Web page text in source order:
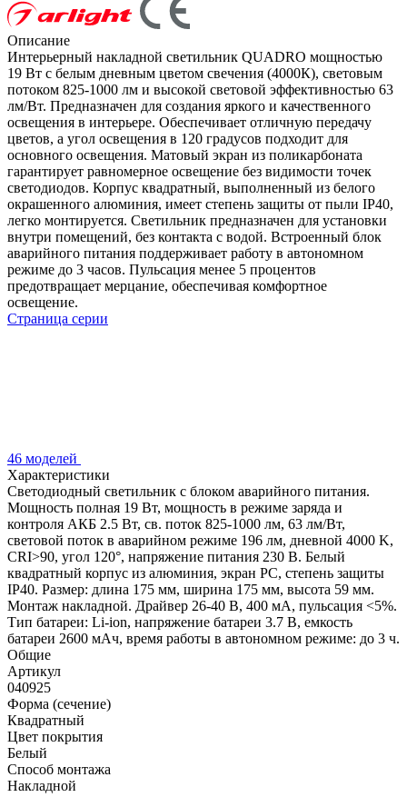
Описание
Интерьерный накладной светильник QUADRO мощностью
19 Вт с белым дневным цветом свечения (4000К), световым
потоком 825-1000 лм и высокой световой эффективностью 63
лм/Вт. Предназначен для создания яркого и качественного
освещения в интерьере. Обеспечивает отличную передачу
цветов, а угол освещения в 120 градусов подходит для
основного освещения. Матовый экран из поликарбоната
гарантирует равномерное освещение без видимости точек
светодиодов. Корпус квадратный, выполненный из белого
окрашенного алюминия, имеет степень защиты от пыли IP40,
легко монтируется. Светильник предназначен для установки
внутри помещений, без контакта с водой. Встроенный блок
аварийного питания поддерживает работу в автономном
режиме до 3 часов. Пульсация менее 5 процентов
предотвращает мерцание, обеспечивая комфортное
освещение.
Страница серии
46 моделей
Характеристики
Светодиодный светильник с блоком аварийного питания.
Мощность полная 19 Вт, мощность в режиме заряда и
контроля АКБ 2.5 Вт, св. поток 825-1000 лм, 63 лм/Вт,
световой поток в аварийном режиме 196 лм, дневной 4000 K,
CRI>90, угол 120°, напряжение питания 230 В. Белый
квадратный корпус из алюминия, экран PC, степень защиты
IP40. Размер: длина 175 мм, ширина 175 мм, высота 59 мм.
Монтаж накладной. Драйвер 26-40 В, 400 мА, пульсация <5%.
Тип батареи: Li-ion, напряжение батареи 3.7 В, емкость
батареи 2600 мАч, время работы в автономном режиме: до 3 ч.
Общие
Артикул
040925
Форма (сечение)
Квадратный
Цвет покрытия
Белый
Способ монтажа
Накладной